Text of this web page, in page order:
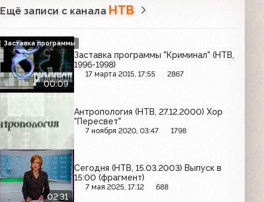
Ещё записи с канала НТВ
00:09
Заставка программы "Криминал" (НТВ,
1996-1998)
17 марта 2015, 17:55 2867
Заставка программы
Антропология (НТВ, 27.12.2000) Хор
"Пересвет"
7 ноября 2020, 03:47 1798
02:31
Сегодня (НТВ, 15.03.2003) Выпуск в
15:00 (фрагмент)
7 мая 2025, 17:12 688